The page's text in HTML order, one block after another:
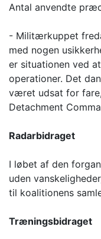
Antal anvendte
- Militærkuppet
med nogen
er situationen ved
operationer. Det
været udsat for
Detachment
Radarbidraget
I løbet af den
uden
til koalitionens
Træningsbidraget